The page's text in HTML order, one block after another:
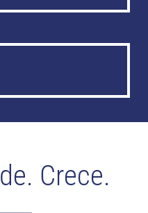
Crece.